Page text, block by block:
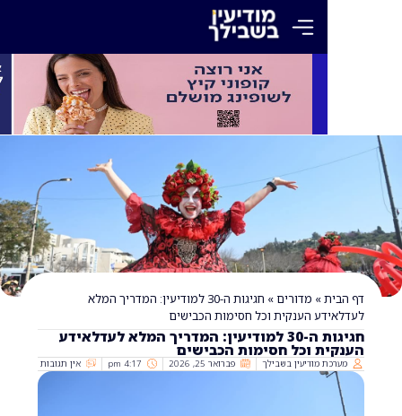
»מדורים »
חגיגות ה-30 למודיעין: המדריך המלא
הענקית וכל חסימות הכבישים
חגיגות ה-30 למודיעין: המדריך המלא לעדלאידע
וכל חסימות הכבישים
מודיעין בשבילך פברואר 25, 2026 4:17 pm אין תגובות